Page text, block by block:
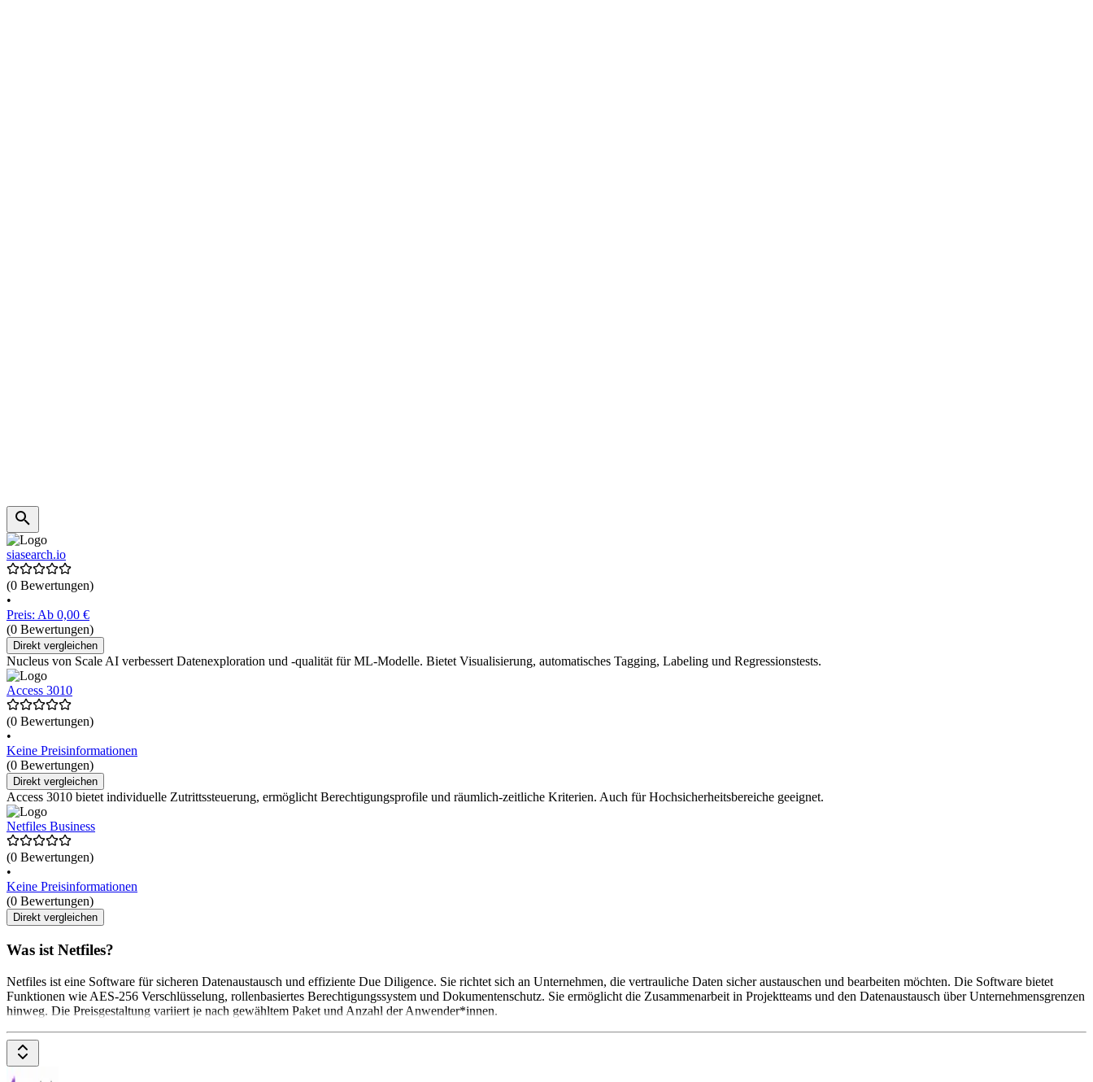
siasearch.io
(0 Bewertungen)
•
Preis: Ab 0,00 €
(0 Bewertungen)
Direkt vergleichen
Nucleus von Scale AI verbessert Datenexploration und -qualität für ML-Modelle. Bietet Visualisierung, automatisches Tagging, Labeling und Regressionstests.
Access 3010
(0 Bewertungen)
•
Keine Preisinformationen
(0 Bewertungen)
Direkt vergleichen
Access 3010 bietet individuelle Zutrittssteuerung, ermöglicht Berechtigungsprofile und räumlich-zeitliche Kriterien. Auch für Hochsicherheitsbereiche geeignet.
Netfiles Business
(0 Bewertungen)
•
Keine Preisinformationen
(0 Bewertungen)
Direkt vergleichen
Was ist Netfiles?
Netfiles ist eine Software für sicheren Datenaustausch und effiziente Due Diligence. Sie richtet sich an Unternehmen, die vertrauliche Daten sicher austauschen und bearbeiten möchten. Die Software bietet
Funktionen wie AES-256 Verschlüsselung, rollenbasiertes Berechtigungssystem und Dokumentenschutz. Sie ermöglicht die Zusammenarbeit in Projektteams und den Datenaustausch über Unternehmensgrenzen
hinweg. Die Preisgestaltung variiert je nach gewähltem Paket und Anzahl der Anwender*innen.